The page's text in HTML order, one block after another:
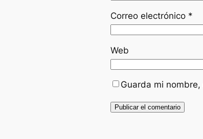
Correo electrónico *
Web
Guarda mi